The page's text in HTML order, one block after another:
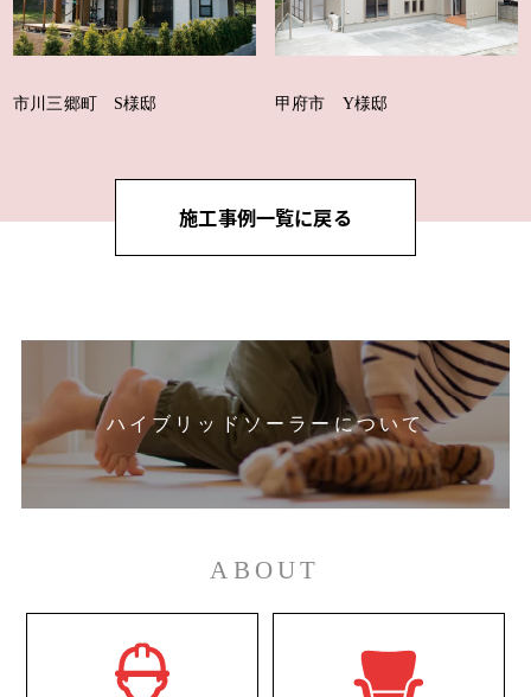
市川三郷町 S様邸 甲府市 Y様邸
施工事例一覧に戻る
ハイブリッドソーラーについて
ABOUT